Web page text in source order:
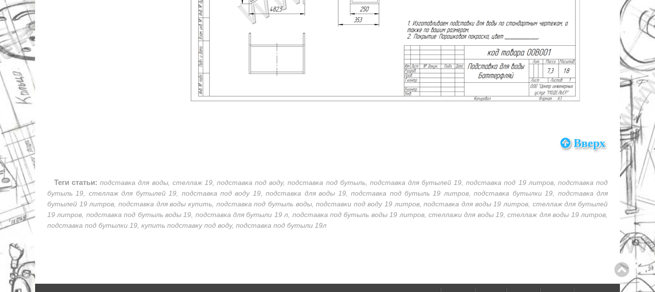
Вверх
Теги статьи: подставка для воды, стеллаж 19, подставка под воду, подставка под бутыль, подставка для бутылей 19, подставка под 19 литров, подставка под
бутыль 19, стеллаж для бутылей 19, подставка под воду 19, подставка для воды 19, подставка под бутыль 19 литров, подставка бутылки 19, подставка для
бутылей 19 литров, подставка для воды купить, подставка под бутыль воды, подставки под воду 19 литров, подставка для воды 19 литров, стеллаж для бутылей
19 литров, подставка под бутыль воды 19, подставка для бутыли 19 л, подставка под бутыль воды 19 литров, стеллажи для воды 19, стеллаж для воды 19 литров,
подставка под бутылки 19, купить подставку под воду, подставка под бутыли 19л